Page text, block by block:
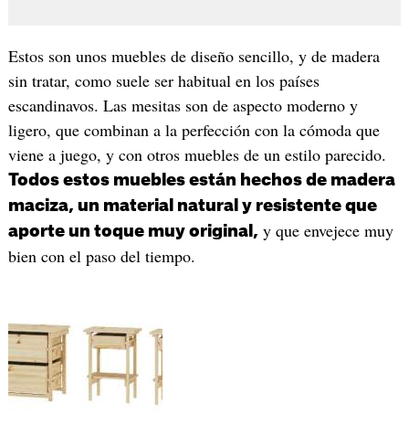
Estos son unos muebles de diseño sencillo, y de madera
sin tratar, como suele ser habitual en los países
escandinavos. Las mesitas son de aspecto moderno y
ligero, que combinan a la perfección con la cómoda que
viene a juego, y con otros muebles de un estilo parecido.
Todos estos muebles están hechos de madera
maciza, un material natural y resistente que
aporte un toque muy original, y que envejece muy
bien con el paso del tiempo.